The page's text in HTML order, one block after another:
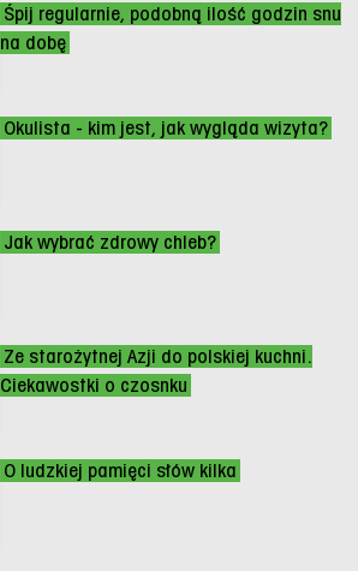
Śpij regularnie, podobną ilość godzin snu
na dobę
Okulista - kim jest, jak wygląda wizyta?
Jak wybrać zdrowy chleb?
Ze starożytnej Azji do polskiej kuchni.
Ciekawostki o czosnku
O ludzkiej pamięci słów kilka